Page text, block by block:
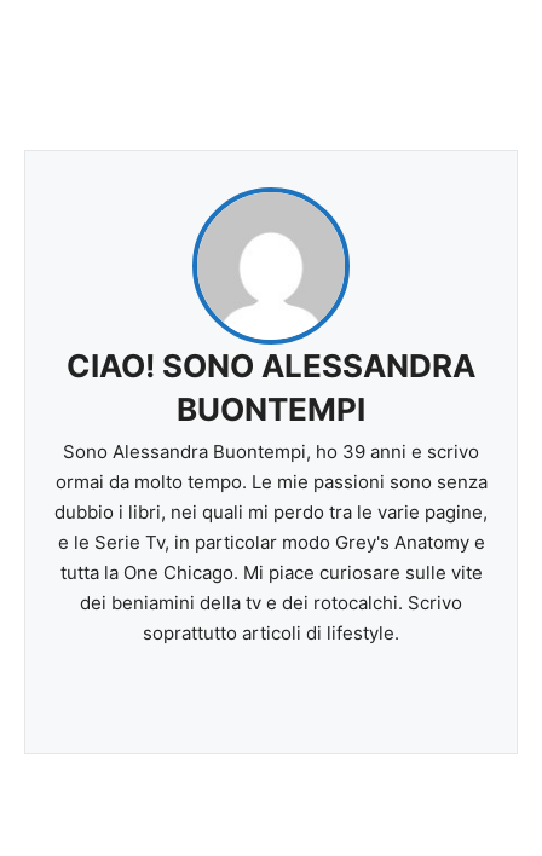
CIAO! SONO ALESSANDRA
BUONTEMPI
Sono Alessandra Buontempi, ho 39 anni e scrivo
ormai da molto tempo. Le mie passioni sono senza
dubbio i libri, nei quali mi perdo tra le varie pagine,
e le Serie Tv, in particolar modo Grey's Anatomy e
tutta la One Chicago. Mi piace curiosare sulle vite
dei beniamini della tv e dei rotocalchi. Scrivo
soprattutto articoli di lifestyle.